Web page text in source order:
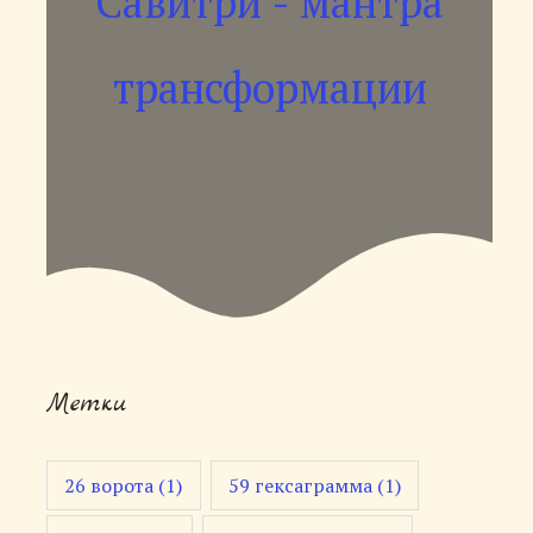
трансформации
Метки
26 ворота (1) 59 гексаграмма (1)